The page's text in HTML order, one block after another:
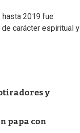
2019 fue
carácter espiritual y
y
papa con